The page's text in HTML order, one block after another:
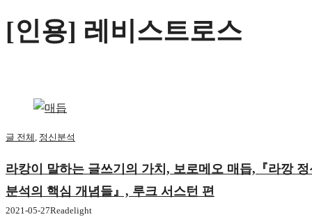
[인용] 레비스트로스
글 전체, 정신분석
라캉이 말하는 글쓰기의 가치, 보로메오 매듭,『라깡 정
분석의 핵심 개념들』, 루크 서스턴 편
2021-05-27Readelight